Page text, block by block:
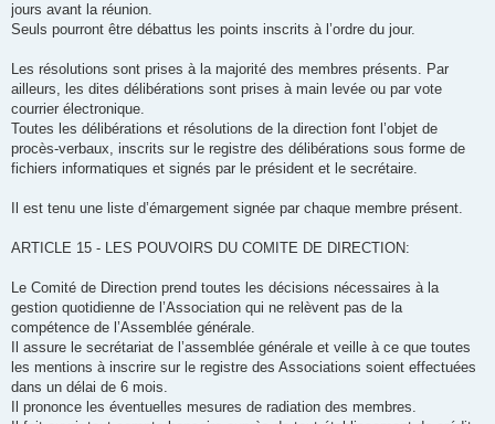
jours avant la réunion.
Seuls pourront être débattus les points inscrits à l’ordre du jour.
Les résolutions sont prises à la majorité des membres présents. Par
ailleurs, les dites délibérations sont prises à main levée ou par vote
courrier électronique.
Toutes les délibérations et résolutions de la direction font l’objet de
procès-verbaux, inscrits sur le registre des délibérations sous forme de
fichiers informatiques et signés par le président et le secrétaire.
Il est tenu une liste d’émargement signée par chaque membre présent.
ARTICLE 15 - LES POUVOIRS DU COMITE DE DIRECTION:
Le Comité de Direction prend toutes les décisions nécessaires à la
gestion quotidienne de l’Association qui ne relèvent pas de la
compétence de l’Assemblée générale.
Il assure le secrétariat de l’assemblée générale et veille à ce que toutes
les mentions à inscrire sur le registre des Associations soient effectuées
dans un délai de 6 mois.
Il prononce les éventuelles mesures de radiation des membres.